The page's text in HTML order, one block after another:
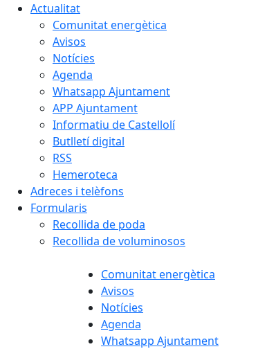
Actualitat
Comunitat energètica
Avisos
Notícies
Agenda
Whatsapp Ajuntament
APP Ajuntament
Informatiu de Castellolí
Butlletí digital
RSS
Hemeroteca
Adreces i telèfons
Formularis
Recollida de poda
Recollida de voluminosos
Comunitat energètica
Avisos
Notícies
Agenda
Whatsapp Ajuntament